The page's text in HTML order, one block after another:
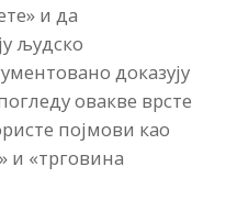
и да
људско
доказују
овакве врсте
појмови као
и «трговина